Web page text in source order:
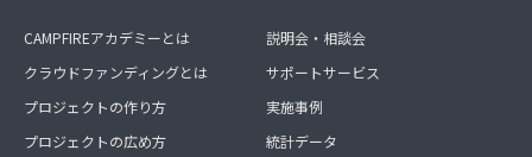
CAMPFIREアカデミーとは
クラウドファンディングとは
プロジェクトの作り方
プロジェクトの広め方
説明会・相談会
サポートサービス
実施事例
統計データ